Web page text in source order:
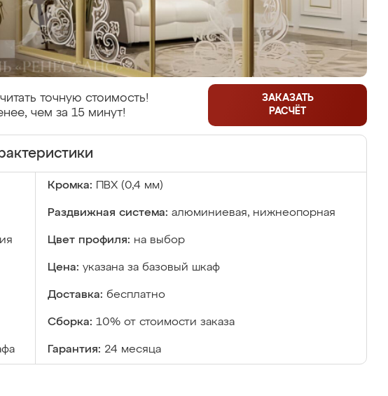
точную стоимость!
чем за 15 минут!
ЗАКАЗАТЬ
РАСЧЁТ
Кромка: ПВХ (0,4 мм)
Раздвижная система: алюминиевая, нижнеопорная
Цвет профиля: на выбор
Цена: указана за базовый шкаф
Доставка: бесплатно
Сборка: 10% от стоимости заказа
Гарантия: 24 месяца